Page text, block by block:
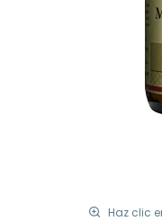
Haz clic